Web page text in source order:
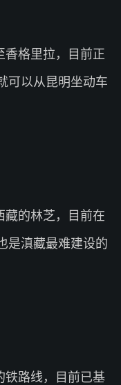
香格里拉，目前正
可以从昆明坐动车
藏的林芝，目前在
是滇藏最难建设的
铁路线，目前已基